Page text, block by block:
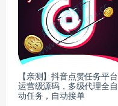
【亲测】抖音点赞任务平台
运营级源码，多级代理全自
动任务，自动接单